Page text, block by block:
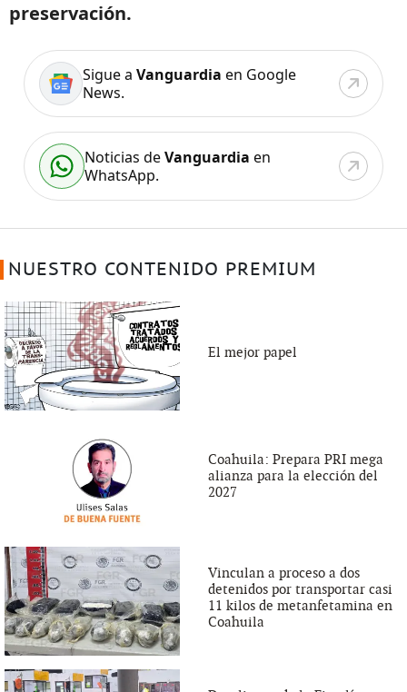
preservación.
Sigue a Vanguardia en Google
News.
Noticias deVanguardia en
WhatsApp.
NUESTRO CONTENIDO PREMIUM
El mejor papel
Coahuila: Prepara PRI mega
alianza para la elección del
2027
Vinculan a proceso a dos
detenidos por transportar casi
11 kilos de metanfetamina en
Coahuila